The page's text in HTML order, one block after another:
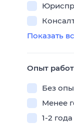
Показать
Опыт
Без
Менее
1-2 года